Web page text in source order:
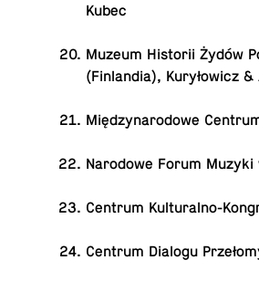
Kubec
Muzeum Hi­sto­rii Żydów
(Fin­lan­dia), Ku­ry­ło­wicz
Mię­dzy­na­ro­do­we
Na­ro­do­we Forum
Centrum Kul­tu­ral­no-
Centrum Dialogu